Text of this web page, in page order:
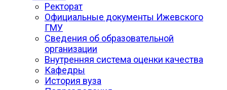
Ректорат
Официальные документы Ижевского
ГМУ
Сведения об образовательной
организации
Внутренняя система оценки качества
Кафедры
История вуза